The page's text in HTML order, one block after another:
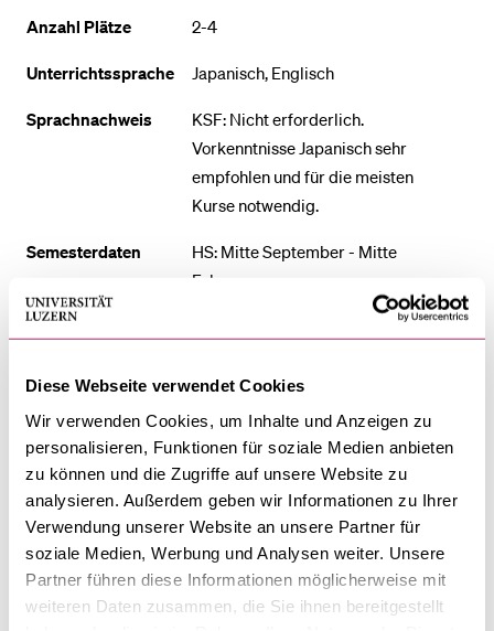
Diese Webseite verwendet Cookies
Wir verwenden Cookies, um Inhalte und Anzeigen zu
personalisieren, Funktionen für soziale Medien anbieten
zu können und die Zugriffe auf unsere Website zu
analysieren. Außerdem geben wir Informationen zu Ihrer
Verwendung unserer Website an unsere Partner für
soziale Medien, Werbung und Analysen weiter. Unsere
Partner führen diese Informationen möglicherweise mit
weiteren Daten zusammen, die Sie ihnen bereitgestellt
Anzahl Plätze 2-4
Unterrichtssprache Japanisch, Englisch
Sprachnachweis
KSF: Nicht erforderlich.
Vorkenntnisse Japanisch sehr
empfohlen und für die meisten
Kurse notwendig.
Semesterdaten
HS: Mitte September - Mitte
Februar
FS: Anfang April - Anfang August
Fuss von den Dorms / 5 Min. mit
dem Fahrrad.
Unterkunft Auf dem Campus: University
Dorms
Links Doshisha Universty
Guide for International Students
BELIEBTE INHALTE
Anmeldung und Zulassung